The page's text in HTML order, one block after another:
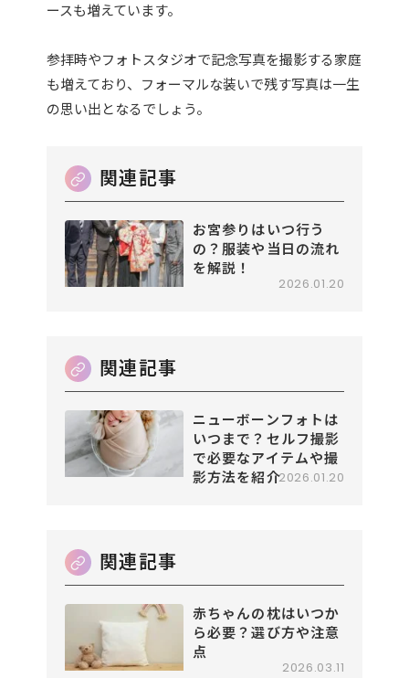
ースも増えています。
参拝時やフォトスタジオで記念写真を撮影する家庭
も増えており、フォーマルな装いで残す写真は一生
の思い出となるでしょう。
お宮参りはいつ行う
の？服装や当日の流れ
を解説！
2026.01.20
ニューボーンフォトは
いつまで？セルフ撮影
で必要なアイテムや撮
影方法を紹介2026.01.20
赤ちゃんの枕はいつか
ら必要？選び方や注意
点
2026.03.11